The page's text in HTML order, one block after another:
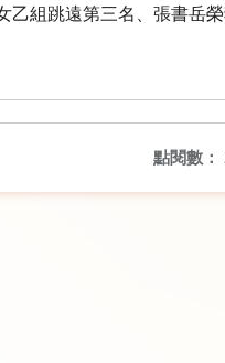
組跳遠第三名、張書岳
點閱數：